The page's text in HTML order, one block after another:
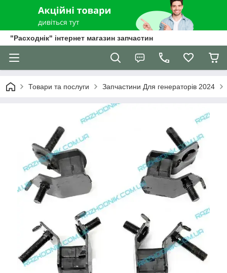
"Расходнік" інтернет магазин запчастин
Товари та послуги Запчастини Для генераторів 2024